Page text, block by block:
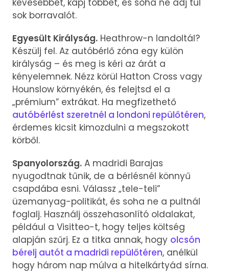
kevesebbet, kapj többet, és soha ne adj túl
sok borravalót.
Egyesült Királyság. Heathrow-n landoltál?
Készülj fel. Az autóbérlő zóna egy külön
királyság – és meg is kéri az árát a
kényelemnek. Nézz körül Hatton Cross vagy
Hounslow környékén, és felejtsd el a
„prémium” extrákat. Ha megfizethető
autóbérlést szeretnél a londoni repülőtéren,
érdemes kicsit kimozdulni a megszokott
körből.
Spanyolország. A madridi Barajas
nyugodtnak tűnik, de a bérlésnél könnyű
csapdába esni. Válassz „tele-teli”
üzemanyag-politikát, és soha ne a pultnál
foglalj. Használj összehasonlító oldalakat,
például a Visitteo-t, hogy teljes költség
alapján szűrj. Ez a titka annak, hogy olcsón
bérelj autót a madridi repülőtéren, anélkül
hogy három nap múlva a hitelkártyád sírna.